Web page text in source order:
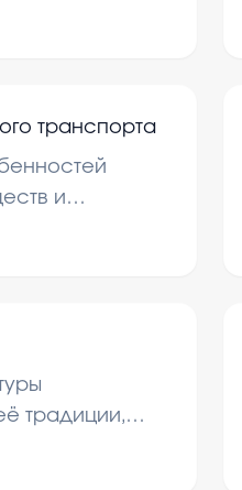
кампании,
транспорта
и
его роли в
традиции,
понимания